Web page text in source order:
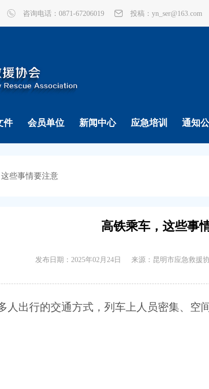
咨询电话：0871-67206019 投稿：yn_ser@163.com
件 会员单位 新闻中心 应急培训 通知
些事情要注意
高铁乘车，这些事
发布日期：2025年02月24日 来源：昆明市应急救援
人出行的交通方式，列车上人员密集、空